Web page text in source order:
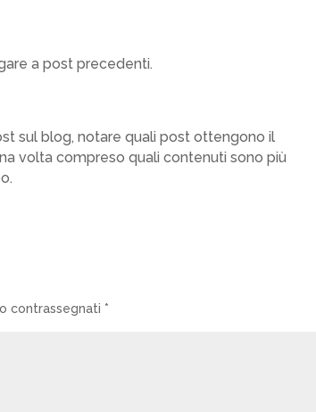
a post precedenti.
sul blog, notare quali post ottengono il
volta compreso quali contenuti sono più
contrassegnati *